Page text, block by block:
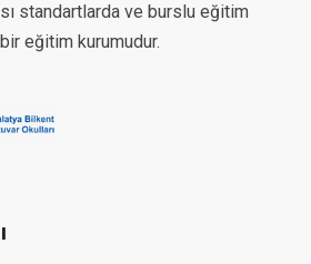
standartlarda ve burslu eğitim
eğitim kurumudur.